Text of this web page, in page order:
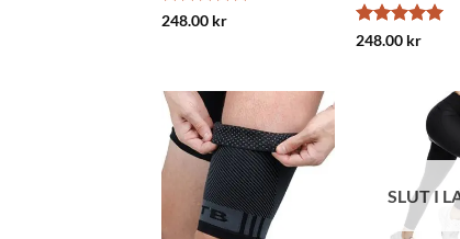
Betygsatt
248.00 kr
Betygsatt
248.00 kr
SLUT I